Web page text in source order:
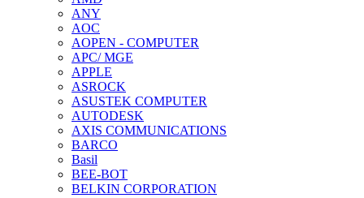
ANY
AOC
AOPEN - COMPUTER
APC/ MGE
APPLE
ASROCK
ASUSTEK COMPUTER
AUTODESK
AXIS COMMUNICATIONS
BARCO
Basil
BEE-BOT
BELKIN CORPORATION